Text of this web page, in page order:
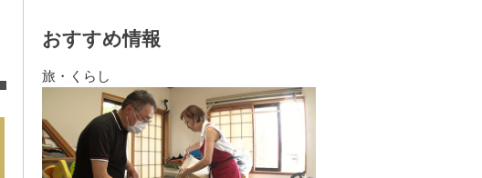
おすすめ情報
旅・くらし